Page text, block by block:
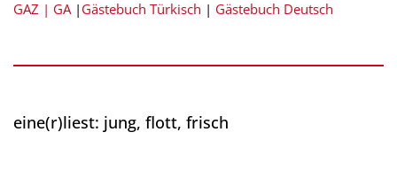
GAZ | GA| Gästebuch Türkisch | Gästebuch Deutsch
eine(r)liest: jung, flott, frisch